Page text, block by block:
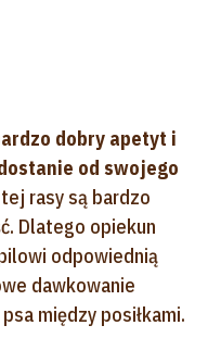
dobry apetyt i
od swojego
rasy są bardzo
Dlatego opiekun
odpowiednią
dawkowanie
między posiłkami.